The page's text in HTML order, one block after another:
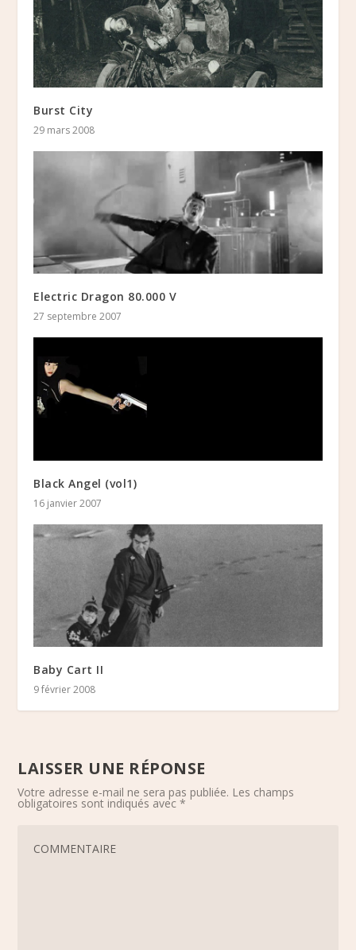
Burst City
29 mars 2008
Electric Dragon 80.000 V
27 septembre 2007
Black Angel (vol1)
16 janvier 2007
Baby Cart II
9 février 2008
LAISSER UNE RÉPONSE
Votre adresse e-mail ne sera pas publiée. Les champs
obligatoires sont indiqués avec*